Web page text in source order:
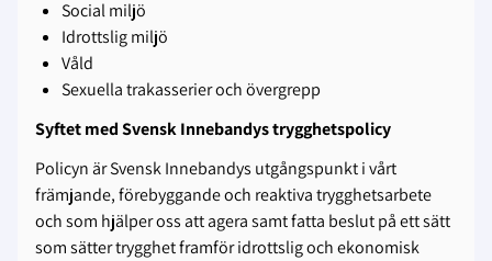
Social miljö
Idrottslig miljö
Våld
Sexuella trakasserier och övergrepp
Syftet med Svensk Innebandys trygghetspolicy
Policyn är Svensk Innebandys utgångspunkt i vårt
främjande, förebyggande och reaktiva trygghetsarbete
och som hjälper oss att agera samt fatta beslut på ett sätt
som sätter trygghet framför idrottslig och ekonomisk